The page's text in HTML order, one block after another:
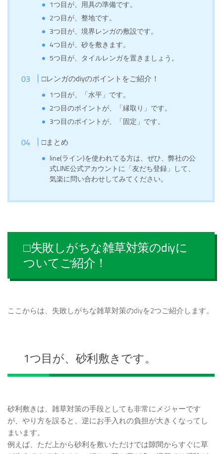
1つ目が、用具の準備です。
2つ目が、整地です。
3つ目が、境界レンガの敷設です。
4つ目が、砂を敷きます。
5つ目が、タイルレンガを置きましょう。
□レンガのdiyのポイントをご紹介！
1つ目が、「水平」です。
2つ目のポイントが、「縁取り」です。
3つ目のポイントが、「固定」です。
□まとめ
line(ライン)を使われてる方は、ぜひ、弊社の公
式LINE公式アカウントに「友だち登録」して、
気楽に問い合わせしてみてください。
□失敗しがちな雑草対策のdiyに
ついてご紹介！
ここからは、失敗しがちな雑草対策のdiyを2つご紹介します。
1つ目が、砂利敷きです。
砂利敷きは、雑草対策の手段としても非常にメジャーです
が、やり方を誤ると、逆にお手入れの負担が大きくなってし
まいます。
例えば、ただ上から砂利を敷いただけでは隙間からすぐに草